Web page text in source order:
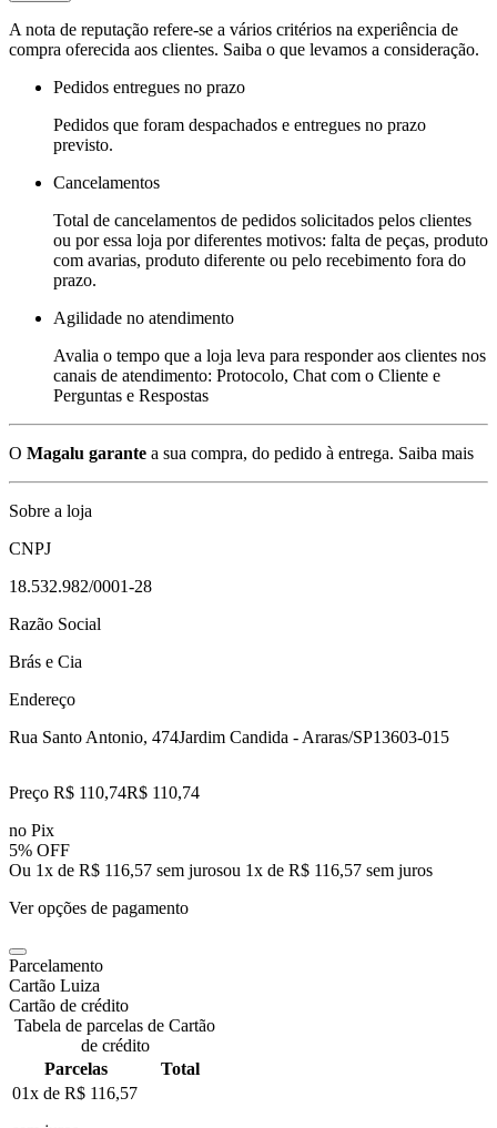
A nota de reputação refere-se a vários critérios na experiência de
compra oferecida aos clientes. Saiba o que levamos a consideração.
Pedidos entregues no prazo
Pedidos que foram despachados e entregues no prazo
previsto.
Cancelamentos
Total de cancelamentos de pedidos solicitados pelos clientes
ou por essa loja por diferentes motivos: falta de peças, produto
com avarias, produto diferente ou pelo recebimento fora do
prazo.
Agilidade no atendimento
Avalia o tempo que a loja leva para responder aos clientes nos
canais de atendimento: Protocolo, Chat com o Cliente e
Perguntas e Respostas
O Magalu garante a sua compra, do pedido à entrega. Saiba mais
Sobre a loja
CNPJ
18.532.982/0001-28
Razão Social
Brás e Cia
Endereço
Rua Santo Antonio, 474Jardim Candida - Araras/SP13603-015
Preço R$ 110,74R$ 110,74
no Pix
5% OFF
Ou 1x de R$ 116,57 sem jurosou 1x de R$ 116,57 sem juros
Ver opções de pagamento
Parcelamento
Cartão Luiza
Cartão de crédito
Tabela de parcelas de Cartão
de crédito
Parcelas
Total
01x de R$ 116,57